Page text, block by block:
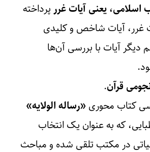
اسلامی، یعنی آیات غررپرداخته
غرر، آیات شاخص و کلیدی
دیگر آیات با بررسی آن‌ها
قرآن.
کتاب محوری «رساله الولایه»
که به عنوان یک انتخاب
در مکتب تلقی شده و مباحث